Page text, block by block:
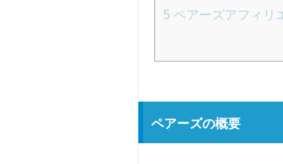
5 ペアーズアフィリ
ペアーズの概要